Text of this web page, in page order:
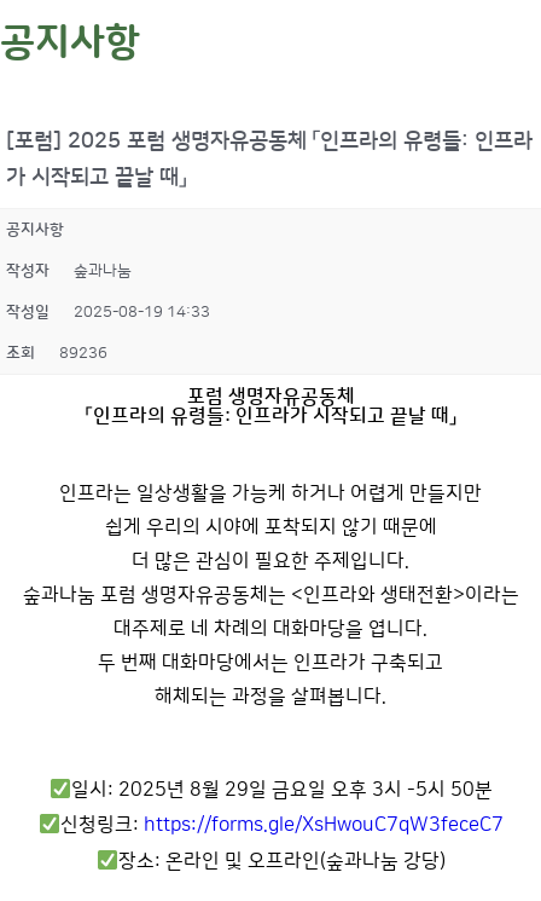
공지사항
[포럼] 2025 포럼 생명자유공동체 「인프라의 유령들: 인프라
가 시작되고 끝날 때」
공지사항
작성자 숲과나눔
작성일 2025-08-19 14:33
조회 89236
포럼 생명자유공동체
「인프라의 유령들: 인프라가 시작되고 끝날 때」
인프라는 일상생활을 가능케 하거나 어렵게 만들지만
쉽게 우리의 시야에 포착되지 않기 때문에
더 많은 관심이 필요한 주제입니다.
숲과나눔 포럼 생명자유공동체는 <인프라와 생태전환>이라는
대주제로 네 차례의 대화마당을 엽니다.
두 번째 대화마당에서는 인프라가 구축되고
해체되는 과정을 살펴봅니다.
일시: 2025년 8월 29일 금요일 오후 3시 -5시 50분
신청링크: https://forms.gle/XsHwouC7qW3feceC7
장소: 온라인 및 오프라인(숲과나눔 강당)